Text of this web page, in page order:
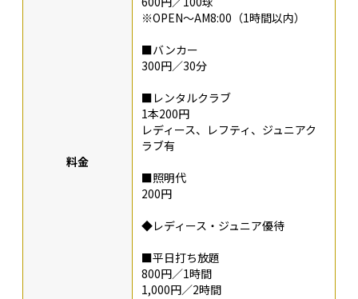
料金
※OPEN～AM8:00（1時間以内）
■バンカー
300円／30分
■レンタルクラブ
1本200円
レディース、レフティ、ジュニアク
ラブ有
■照明代
200円
◆レディース・ジュニア優待
■平日打ち放題
800円／1時間
1,000円／2時間